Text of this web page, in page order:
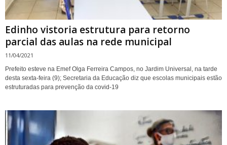
Edinho vistoria estrutura para retorno
parcial das aulas na rede municipal
11/04/2021
Prefeito esteve na Emef Olga Ferreira Campos, no Jardim Universal, na tarde
desta sexta-feira (9); Secretaria da Educação diz que escolas municipais estão
estruturadas para prevenção da covid-19